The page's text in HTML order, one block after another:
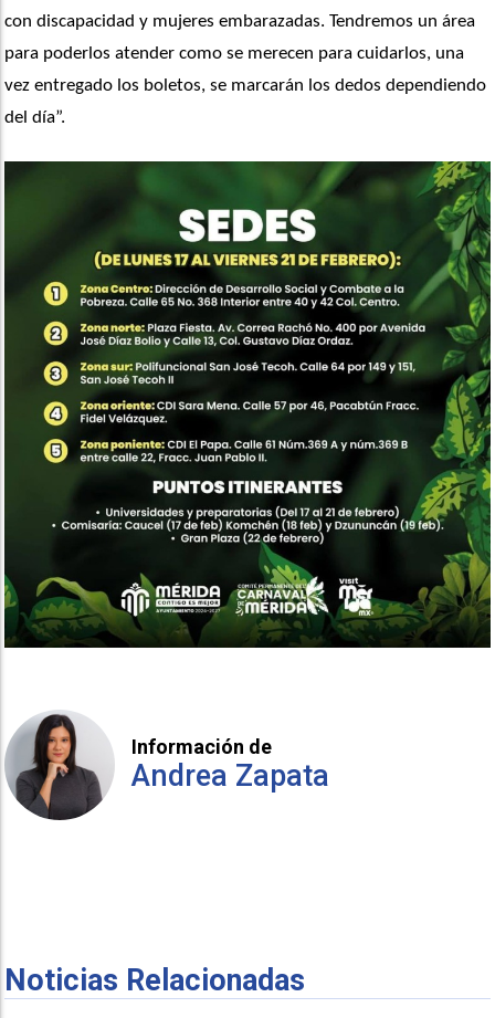
con discapacidad y mujeres embarazadas. Tendremos un área
para poderlos atender como se merecen para cuidarlos, una
vez entregado los boletos, se marcarán los dedos dependiendo
del día”.
Información de
Andrea Zapata
Noticias Relacionadas